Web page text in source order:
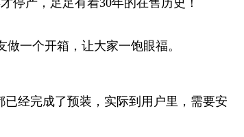
一个开箱，让大家一饱眼福。
经完成了预装，实际到用户里，需要安